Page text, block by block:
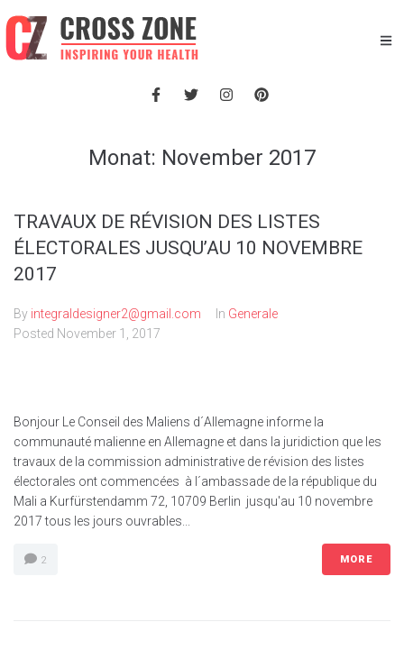
Monat: November 2017
TRAVAUX DE RÉVISION DES LISTES
ÉLECTORALES JUSQU’AU 10 NOVEMBRE
2017
By integraldesigner2@gmail.com In Generale
Posted November 1, 2017
Bonjour Le Conseil des Maliens d´Allemagne informe la
communauté malienne en Allemagne et dans la juridiction que les
travaux de la commission administrative de révision des listes
électorales ont commencées à l´ambassade de la république du
Mali a Kurfürstendamm 72, 10709 Berlin jusqu'au 10 novembre
2017 tous les jours ouvrables...
2 MORE